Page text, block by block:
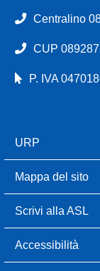
Centralino
CUP
P. IVA
URP
Mappa del sito
Scrivi alla ASL
Accessibilità